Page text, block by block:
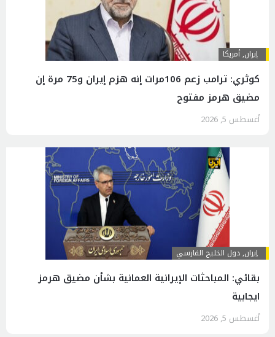
إيران,أمريكا
كوثري: ترامب زعم 106مرات إنه هزم إيران و75 مرة إن
مضيق هرمز مفتوح
أغسطس 5, 2026
إيران,دول الخليج الفارسي
بقائي: المباحثات الإيرانية العمانية بشأن مضيق هرمز
ايجابية
أغسطس 5, 2026